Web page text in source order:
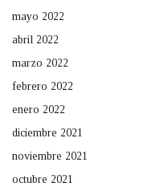
mayo 2022
abril 2022
marzo 2022
febrero 2022
enero 2022
diciembre 2021
noviembre 2021
octubre 2021